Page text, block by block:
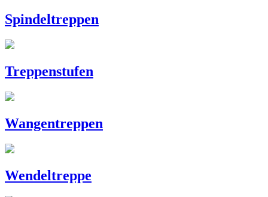
Spindeltreppen
Treppenstufen
Wangentreppen
Wendeltreppe